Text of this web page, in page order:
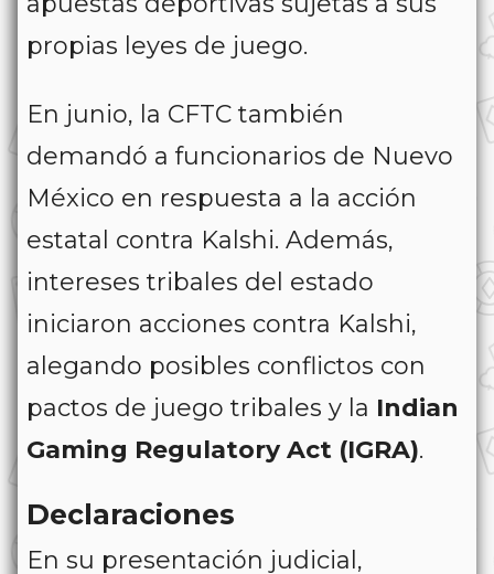
propias leyes de juego.
En junio, la CFTC también
demandó a funcionarios de Nuevo
México en respuesta a la acción
estatal contra Kalshi. Además,
intereses tribales del estado
iniciaron acciones contra Kalshi,
alegando posibles conflictos con
pactos de juego tribales y la Indian
Gaming Regulatory Act (IGRA).
Declaraciones
En su presentación judicial,